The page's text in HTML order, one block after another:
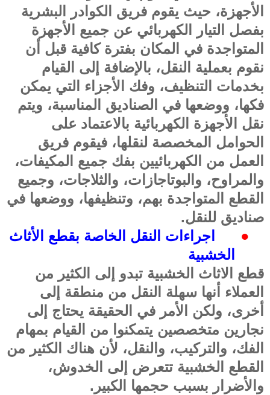
الأجهزة، حيث يقوم فريق الكوادر البشرية
بفصل التيار الكهربائي عن جميع الأجهزة
المتواجدة في المكان بفترة كافية قبل أن
نقوم بعملية النقل، بالإضافة إلى القيام
بخدمات التنظيف، وفك الأجزاء التي يمكن
فكها، ووضعها في الصناديق المناسبة، ويتم
نقل الأجهزة الكهربائية بالاعتماد على
الحوامل المخصصة لنقلها، فيقوم فريق
العمل من الكهربائيين بفك جميع المكيفات،
والمراوح، والبوتاجازات، والثلاجات، وجميع
القطع المتواجدة بهم، وتنظيفها، ووضعها في
صناديق للنقل.
●
اجراءات النقل الخاصة بقطع الأثاث
الخشبية
قطع الاثاث الخشبية تبدو إلى الكثير من
العملاء أنها سهلة النقل من منطقة إلى
أخرى، ولكن الأمر في الحقيقة يحتاج إلى
نجارين متخصصين يتمكنوا من القيام بمهام
الفك، والتركيب، والنقل، لأن هناك الكثير من
القطع الخشبية تتعرض إلى الخدوش،
والأضرار بسبب حجمها الكبير .